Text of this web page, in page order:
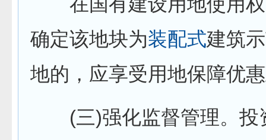
确定该地块为装配式建筑
地的，应享受用地保障优
(三)强化监督管理。投